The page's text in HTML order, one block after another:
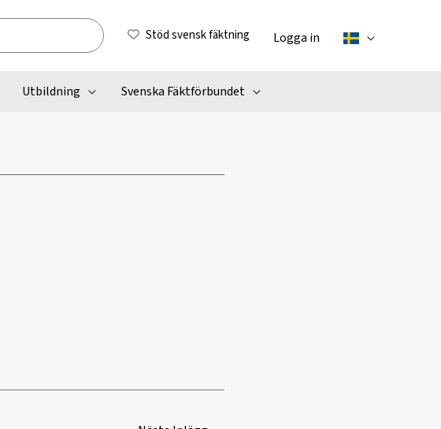
Stöd svensk fäktning Logga in
Utbildning Svenska Fäktförbundet